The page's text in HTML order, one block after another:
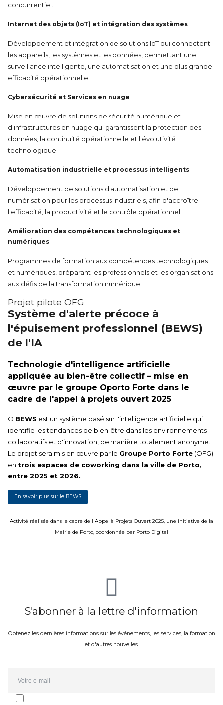
concurrentiel.
Internet des objets (IoT) et intégration des systèmes
Développement et intégration de solutions IoT qui connectent
les appareils, les systèmes et les données, permettant une
surveillance intelligente, une automatisation et une plus grande
efficacité opérationnelle.
Cybersécurité et Services en nuage
Mise en œuvre de solutions de sécurité numérique et
d'infrastructures en nuage qui garantissent la protection des
données, la continuité opérationnelle et l'évolutivité
technologique.
Automatisation industrielle et processus intelligents
Développement de solutions d'automatisation et de
numérisation pour les processus industriels, afin d'accroître
l'efficacité, la productivité et le contrôle opérationnel.
Amélioration des compétences technologiques et
numériques
Programmes de formation aux compétences technologiques
et numériques, préparant les professionnels et les organisations
aux défis de la transformation numérique.
Projet pilote OFG
Système d'alerte précoce à
l'épuisement professionnel (BEWS)
de l'IA
Technologie d'intelligence artificielle
appliquée au bien-être collectif – mise en
œuvre par le groupe Oporto Forte dans le
cadre de l'appel à projets ouvert 2025
O BEWS est un système basé sur l'intelligence artificielle qui
identifie les tendances de bien-être dans les environnements
collaboratifs et d'innovation, de manière totalement anonyme.
Le projet sera mis en œuvre par le Groupe Porto Forte (OFG)
en trois espaces de coworking dans la ville de Porto,
entre 2025 et 2026.
En savoir plus sur le BEWS
Activité réalisée dans le cadre de l'Appel à Projets Ouvert 2025, une initiative de la
Mairie de Porto, coordonnée par Porto Digital
S'abonner à la lettre d'information
Obtenez les dernières informations sur les événements, les services, la formation
et d'autres nouvelles.
J'accepte de recevoir la newsletter et les communications d'Oporto